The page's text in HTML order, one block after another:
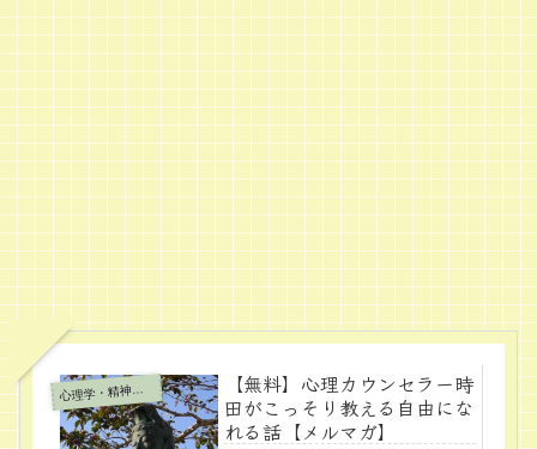
心
理学・精神医学
【無料】心理カウンセラー時
田がこっそり教える自由にな
れる話【メルマガ】